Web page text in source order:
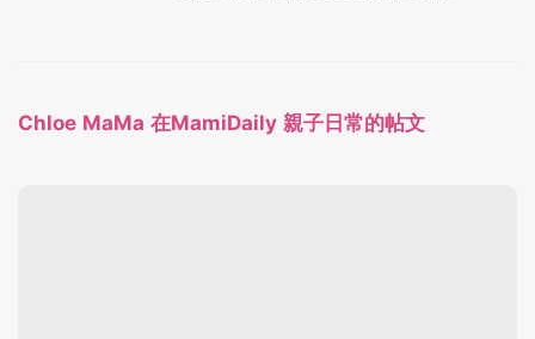
Chloe MaMa 在MamiDaily 親子日常的帖文